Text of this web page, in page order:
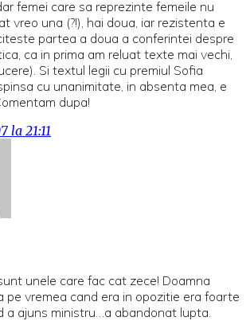
femei care sa reprezinte femeile nu
vreo una (?!), hai doua, iar rezistenta e
partea a doua a conferintei despre
ca in prima am reluat texte mai vechi,
Si textul legii cu premiul Sofia
cu unanimitate, in absenta mea, e
dupa!
la 21:11
unele care fac cat zece! Doamna
pe vremea cand era in opozitie era foarte
a ajuns ministru…a abandonat lupta.